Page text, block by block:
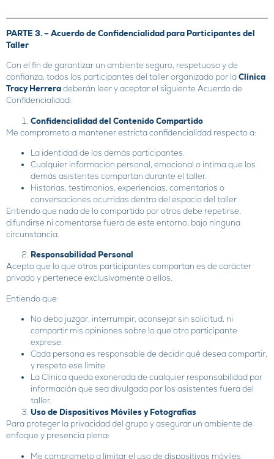
PARTE 3. –Acuerdo de Confidencialidad para Participantes del
Taller
Con el fin de garantizar un ambiente seguro, respetuoso y de
confianza, todos los participantes del taller organizado por laClínica
Tracy Herreradeberán leer y aceptar el siguiente Acuerdo de
Confidencialidad:
Confidencialidad del Contenido Compartido
Me comprometo a mantener estricta confidencialidad respecto a:
La identidad de los demás participantes.
Cualquier información personal, emocional o íntima que los
demás asistentes compartan durante el taller.
Historias, testimonios, experiencias, comentarios o
conversaciones ocurridas dentro del espacio del taller.
Entiendo que nada de lo compartido por otros debe repetirse,
difundirse ni comentarse fuera de este entorno, bajo ninguna
circunstancia.
Responsabilidad Personal
Acepto que lo que otros participantes compartan es de carácter
privado y pertenece exclusivamente a ellos.
Entiendo que:
No debo juzgar, interrumpir, aconsejar sin solicitud, ni
compartir mis opiniones sobre lo que otro participante
exprese.
Cada persona es responsable de decidir qué desea compartir,
y respeto ese límite.
La Clínica queda exonerada de cualquier responsabilidad por
información que sea divulgada por los asistentes fuera del
taller.
Uso de Dispositivos Móviles y Fotografías
Para proteger la privacidad del grupo y asegurar un ambiente de
enfoque y presencia plena:
Me comprometo a limitar el uso de dispositivos móviles